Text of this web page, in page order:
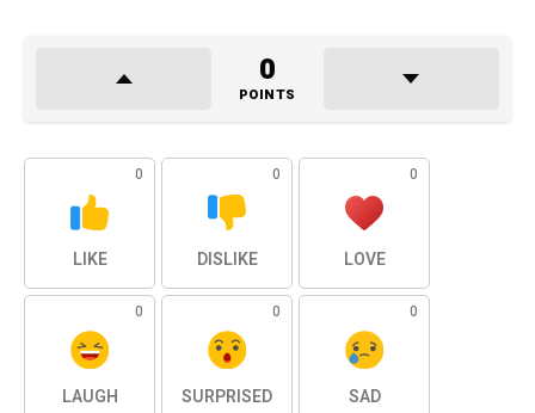
0
POINTS
0
LIKE
0
DISLIKE
0
LOVE
0
LAUGH
0
SURPRISED
0
SAD